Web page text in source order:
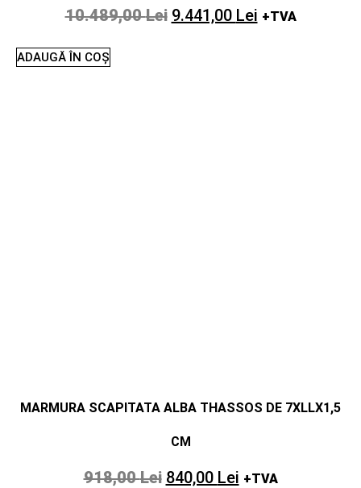
10.489,00Lei 9.441,00 Lei +TVA
ADAUGĂ ÎN COȘ
MARMURA SCAPITATA ALBA THASSOS DE 7XLLX1,5
CM
918,00Lei 840,00 Lei +TVA